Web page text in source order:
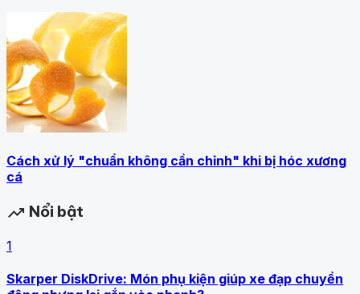
Cách xử lý "chuẩn không cần chỉnh" khi bị hóc xương
cá
trending_up Nổi bật
1
Skarper DiskDrive: Món phụ kiện giúp xe đạp chuyển